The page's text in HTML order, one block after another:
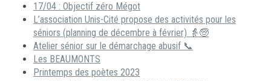
17/04 : Objectif zéro Mégot
L’association Unis-Cité propose des activités pour les
séniors (planning de décembre à février) 👵🧓
Atelier sénior sur le démarchage abusif 📞
Les BEAUMONTS
Printemps des poètes 2023